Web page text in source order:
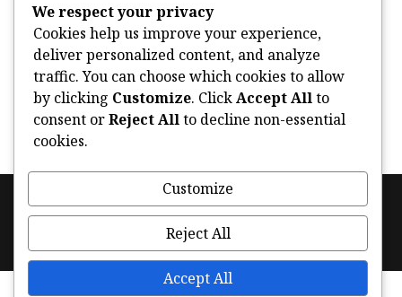
Uncategorized
violencia
FooterPolítica de cookies (UE) Facebook
Instagram
Twitter
We respect your privacy
Cookies help us improve your experience,
deliver personalized content, and analyze
traffic. You can choose which cookies to allow
by clicking Customize. Click Accept All to
consent orReject All to decline non-essential
cookies.
Customize
Reject All
Accept All